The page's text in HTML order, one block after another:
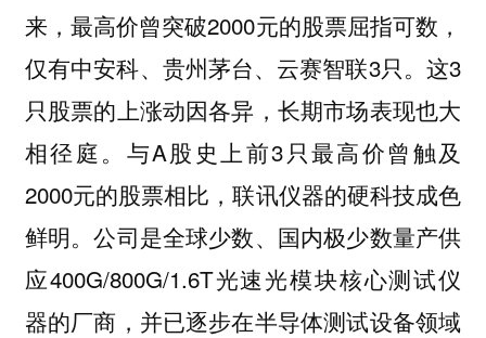
来，最高价曾突破2000元的股票屈指可数，
仅有中安科、贵州茅台、云赛智联3只。这3
只股票的上涨动因各异，长期市场表现也大
相径庭。与A股史上前3只最高价曾触及
2000元的股票相比，联讯仪器的硬科技成色
鲜明。公司是全球少数、国内极少数量产供
应400G/800G/1.6T光速光模块核心测试仪
器的厂商，并已逐步在半导体测试设备领域